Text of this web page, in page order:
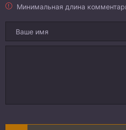
Минимальная длина